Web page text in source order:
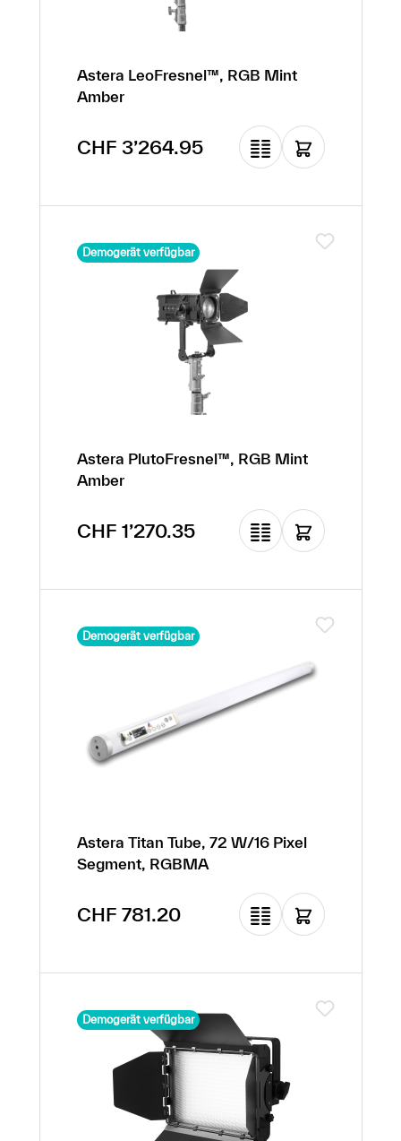
Astera LeoFresnel™, RGB Mint
Amber
Regulärer Preis:
CHF 3’264.95
Demogerät verfügbar
Astera PlutoFresnel™, RGB Mint
Amber
Regulärer Preis:
CHF 1’270.35
Demogerät verfügbar
Astera Titan Tube, 72 W/16 Pixel
Segment, RGBMA
Regulärer Preis:
CHF 781.20
Demogerät verfügbar